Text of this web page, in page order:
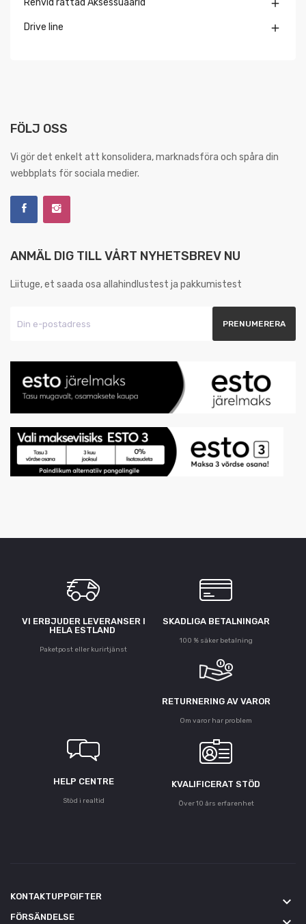
Rehvid rattad Aksessuaarid 
Drive line 
FÖLJ OSS
Vi gör det enkelt att konsolidera, marknadsföra och spåra din
webbplats för sociala medier.
ANMÄL DIG TILL VÅRT NYHETSBREV NU
Liituge, et saada osa allahindlustest ja pakkumistest
VI ERBJUDER LEVERANSER I
HELA ESTLAND
Paketpost eller kurirtjänst
SKADLIGA BETALNINGAR
100 % säker betalning
RETURNERING AV VAROR
Om varor har problem
HELP CENTRE
Stöd i realtid
KVALIFICERAT STÖD
Över 10 års erfarenhet
KONTAKTUPPGIFTER keyboard_arrow_down
FÖRSÄNDELSE